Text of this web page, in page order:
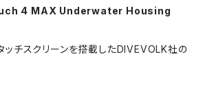
4 MAX Underwater Housing
ッチスクリーンを搭載したDIVEVOLK社の